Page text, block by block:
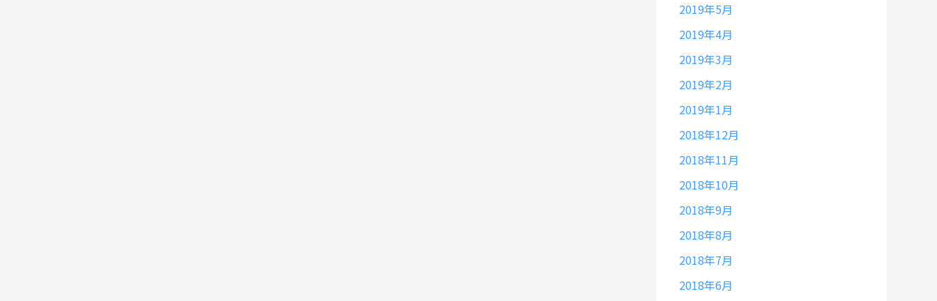
2019年5月
2019年4月
2019年3月
2019年2月
2019年1月
2018年12月
2018年11月
2018年10月
2018年9月
2018年8月
2018年7月
2018年6月